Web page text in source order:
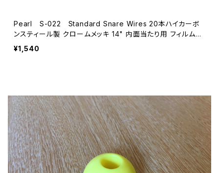
Pearl S-022 Standard Snare Wires 20本ハイカーボ
ンスティール製 クロームメッキ 14" 内面当たり用 フィルム付
き
¥1,540